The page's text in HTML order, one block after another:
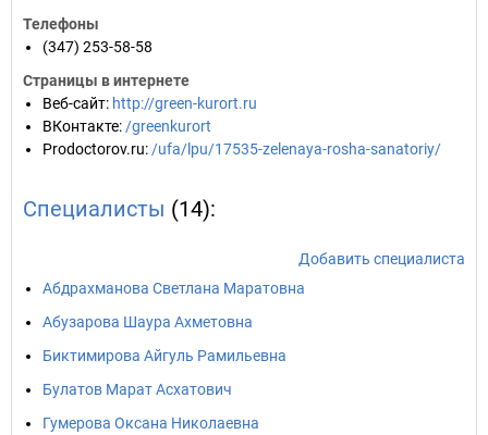
Телефоны
(347) 253-58-58
Страницы в интернете
Веб-сайт: http://green-kurort.ru
ВКонтакте: /greenkurort
Prodoctorov.ru: /ufa/lpu/17535-zelenaya-rosha-sanatoriy/
Специалисты (14):
Добавить специалиста
Абдрахманова Светлана Маратовна
Абузарова Шаура Ахметовна
Биктимирова Айгуль Рамильевна
Булатов Марат Асхатович
Гумерова Оксана Николаевна